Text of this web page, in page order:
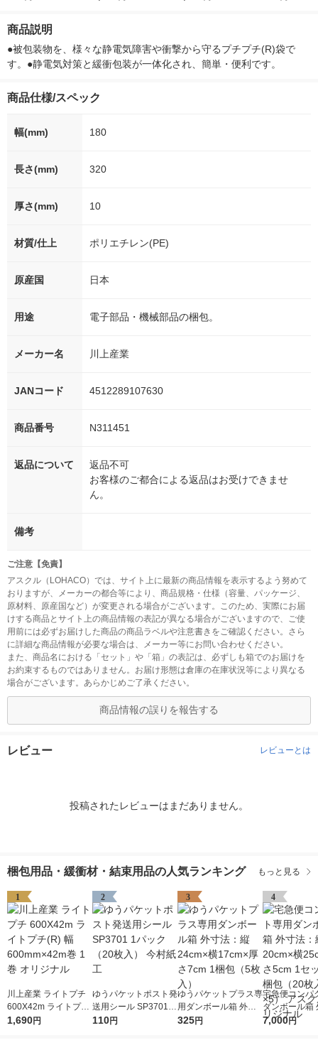
シ） オリジナル
オリジナル
商品説明
●被包装物を、様々な静電気障害や衝撃から守るプチプチ(R)袋で
す。●静電気対策と緩衝包装が一体化され、簡単・便利です。
商品仕様/スペック
幅(mm) 180
長さ(mm) 320
厚さ(mm) 10
材質/仕上 ポリエチレン(PE)
原産国 日本
用途 電子部品・機械部品の梱包。
メーカー名 川上産業
JANコード 4512289107630
商品番号 N311451
返品について
返品不可
お客様のご都合による返品はお受けできませ
ん。
備考
ご注意【免責】
アスクル（LOHACO）では、サイト上に最新の商品情報を表示するよう努めて
おりますが、メーカーの都合等により、商品規格・仕様（容量、パッケージ、
原材料、原産国など）が変更される場合がございます。このため、実際にお届
けする商品とサイト上の商品情報の表記が異なる場合がございますので、ご使
用前には必ずお届けした商品の商品ラベルや注意書きをご確認ください。さら
に詳細な商品情報が必要な場合は、メーカー等にお問い合わせください。
また、商品名における「セット」や「箱」の表記は、必ずしも箱でのお届けを
お約束するものではありません。お届け形態は倉庫の在庫状況等により異なる
場合がございます。あらかじめご了承ください。
商品情報の誤りを報告する
レビュー レビューとは
投稿されたレビューはまだありません。
梱包用品・緩衝材・結束用品の人気ランキング もっと見る
1
川上産業 ライトプチ
600X42m ライトプチ
(R) 幅600mm×42m巻
1,690円
2
ゆうパケットポスト発
送用シール SP3701 1
パック（20枚入） 今
110円
3
ゆうパケットプラス専
用ダンボール箱 外寸
法：縦24cm×横17cm
325円
4
宅急便コンパ
ダンボール箱
法：縦20cm×
7,000円